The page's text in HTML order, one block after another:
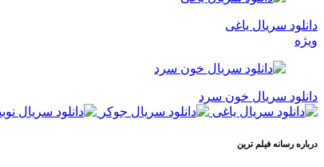
دانلود سریال یاغی
ویژه
دانلود سریال خون سرد
درباره رسانه فيلم ترين